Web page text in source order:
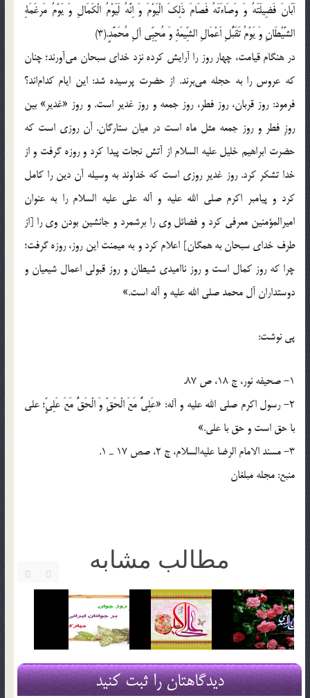
اَبَانَ فَضِيلَتَهُ وَ وَصَاءَتَهُ فَصَامَ ذَلِكَ الْيَوْمَ وَ اِنَّهُ لَيَوْمُ الْكَمَالِ وَ يَوْمُ مَرغَمَةِ
الشَّيْطَانِ وَ يَوْمُ تَقَبُّلِ اَعْمَالِ الشِّيعَةِ وَ مُحِبِّى آلِ مُحَمَّدٍ.(3)
در هنگام قيامت، چهار روز را آرايش كرده نزد خداى سبحان مى‌آورند؛ چنان
كه عروس را به حجله مى‌برند. از حضرت پرسيده شد: اين ايام كدام‌اند؟
فرمود: روز قربان، روز فطر، روز جمعه و روز غدير است. و روز «غدير» بين
روزِ فطر و روز جمعه مثل ماه است در ميان ستارگان. آن روزى است كه
حضرت ابراهيم خليل عليه السلام از آتش نجات پيدا كرد و روزه گرفت و از
خدا تشكر كرد. روز غدير روزى است كه خداوند به وسيله آن دين را كامل
كرد و پيامبر اكرم صلى‌ الله ‌عليه ‌و ‌آله على عليه السلام را به عنوان
اميرالمؤمنين معرفى كرد و فضائل وى را برشمرد و جانشين بودن وى را [از
طرف خداى سبحان به همگان] اعلام كرد و به ميمنت اين روز، روزه گرفت؛
چرا كه روز كمال است و روز نااميدى شيطان و روز قبولى اعمال شيعيان و
دوستداران آل محمد صلى‌ الله ‌عليه ‌و ‌آله است.»
پي نوشت:
1- صحيفه نور، ج 18، ص 87.
2- رسول اكرم صلى‌ الله ‌عليه ‌و ‌آله: «عَلِىٌّ مَعَ الْحَقِّ وَ الْحَقُّ مَعَ عَلِىٍّ؛ على
با حق است و حق با على.»
3- مسند الامام الرضا عليه‌السلام، ج 2، صص 17 ـ 1.
منبع: مجله ‌مبلغان
مطالب مشابه
دیدگاهتان را ثبت کنید